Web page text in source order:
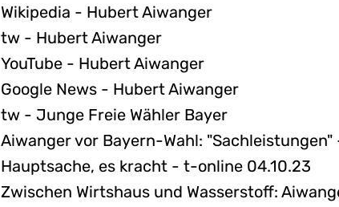
Wikipedia - Hubert Aiwanger
tw - Hubert Aiwanger
YouTube - Hubert Aiwanger
Google News - Hubert Aiwanger
tw - Junge Freie Wähler Bayer
Aiwanger vor Bayern-Wahl: "Sachleistungen"
Hauptsache, es kracht - t-online 04.10.23
Zwischen Wirtshaus und Wasserstoff: